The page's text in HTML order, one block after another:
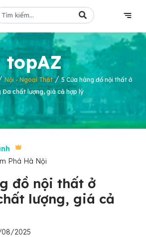
topAZ
Nội - Ngoại Thất/ 5 Cửa hàng đồ nội thất ở
Đa chất lượng, giá cả hợp lý
Phá Hà Nội
đồ nội thất ở
lượng, giá cả
2025